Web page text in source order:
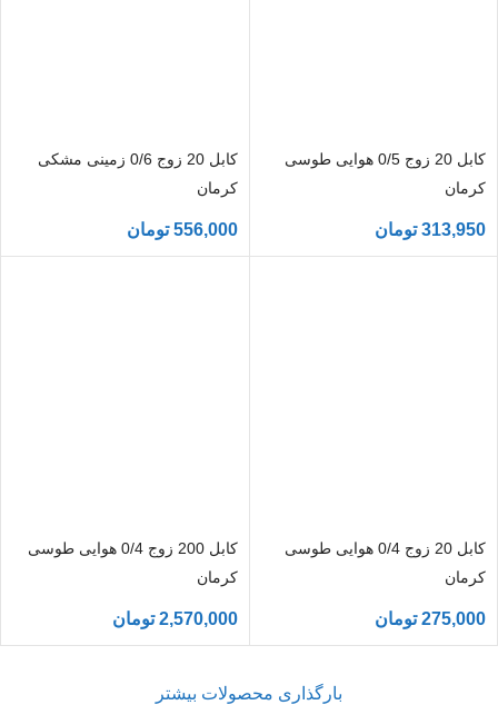
کابل 20 زوج 0/5 هوایی طوسی
کرمان
313,950 تومان
کابل 20 زوج 0/6 زمینی مشکی
کرمان
556,000 تومان
کابل 20 زوج 0/4 هوایی طوسی
کرمان
275,000 تومان
کابل 200 زوج 0/4 هوایی طوسی
کرمان
2,570,000 تومان
بارگذاری محصولات بیشتر